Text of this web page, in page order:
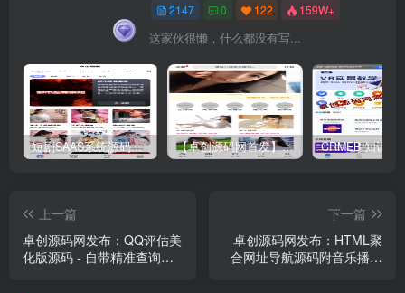
2147 0 122 159W+
这家伙很懒，什么都没有写...
短剧SAAS系统源码｜多端分销+云存储+多租户架构 【卓创源码网首发】全开源视频打赏系统源码｜双模板+代理分站+易支付对接｜API全面修复｜站长盈利利器！​
上一篇
卓创源码网发布：QQ评估美
化版源码 - 自带精准查询接
下一篇
卓创源码网发布：HTML聚
合网址导航源码附音乐播放